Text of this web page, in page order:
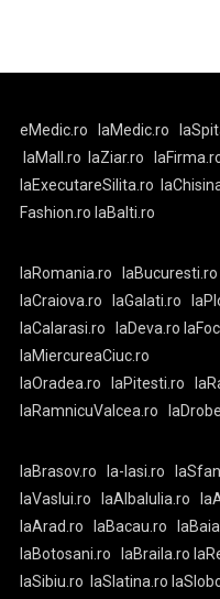
eMedic.ro laMedic.ro
laMall.ro laZiar.ro
laExecutareSilita.ro
Fashion.ro laBalti.ro
laRomania.ro laBucuresti.ro
laCraiova.ro
laGalati.ro
laCalarasi.ro
laDeva.ro
laMiercureaCiuc.ro
laOradea.ro
laPitesti.ro
laRamnicuValcea.ro
laBrasov.ro la-Iasi.ro
laVaslui.rolaAlbaIulia.ro
laArad.ro
laBacau.ro
laBotosani.ro
laBraila.ro
laSibiu.ro laSlatina.ro